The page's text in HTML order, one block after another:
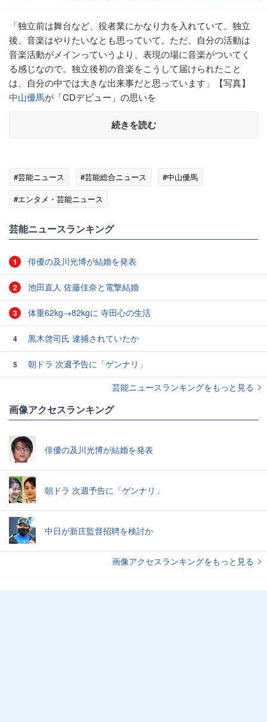
「独立前は舞台など、役者業にかなり力を入れていて。独立
後、音楽はやりたいなとも思っていて。ただ、自分の活動は
音楽活動がメインっていうより、表現の場に音楽がついてく
る感じなので。独立後初の音楽をこうして届けられたこと
は、自分の中では大きな出来事だと思っています」【写真】
中山優馬が「CDデビュー」の思いを
続きを読む
#芸能ニュース #芸能総合ニュース
#中山優馬
#エンタメ・芸能ニュース
芸能ニュースランキング
1 俳優の及川光博が結婚を発表
2 池田直人 佐藤佳奈と電撃結婚
3 体重62kg→82kgに 寺田心の生活
4 黒木啓司氏 逮捕されていたか
5
朝ドラ 次週予告に「ゲンナリ」
芸能ニュースランキングをもっと見る
画像アクセスランキング
俳優の及川光博が結婚を発表
朝ドラ 次週予告に「ゲンナリ」
中日が新庄監督招聘を検討か
画像アクセスランキングをもっと見る